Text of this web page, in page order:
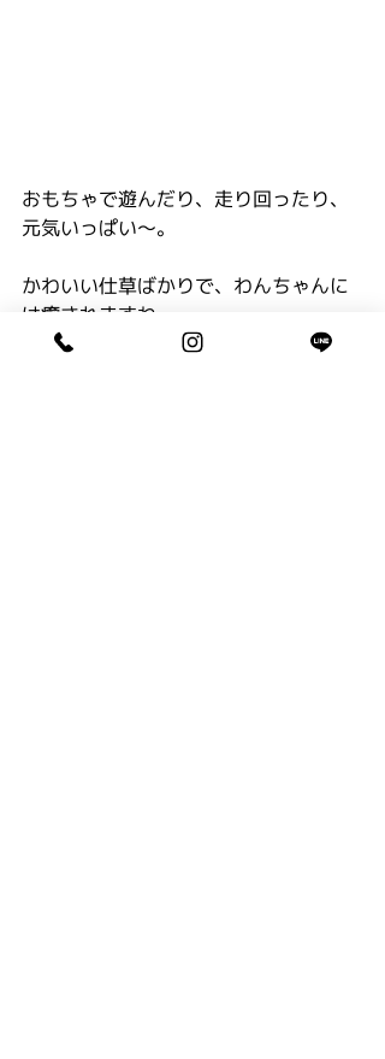
おもちゃで遊んだり、走り回ったり、
元気いっぱい～。
かわいい仕草ばかりで、わんちゃんに
は癒されますね